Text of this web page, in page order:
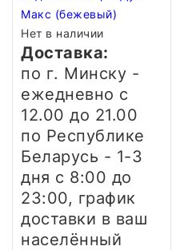
Макс (бежевый)
Нет в наличии
Доставка:
по г. Минску -
ежедневно с
12.00 до 21.00
по Республике
Беларусь - 1-3
дня с 8:00 до
23:00, график
доставки в ваш
населённый